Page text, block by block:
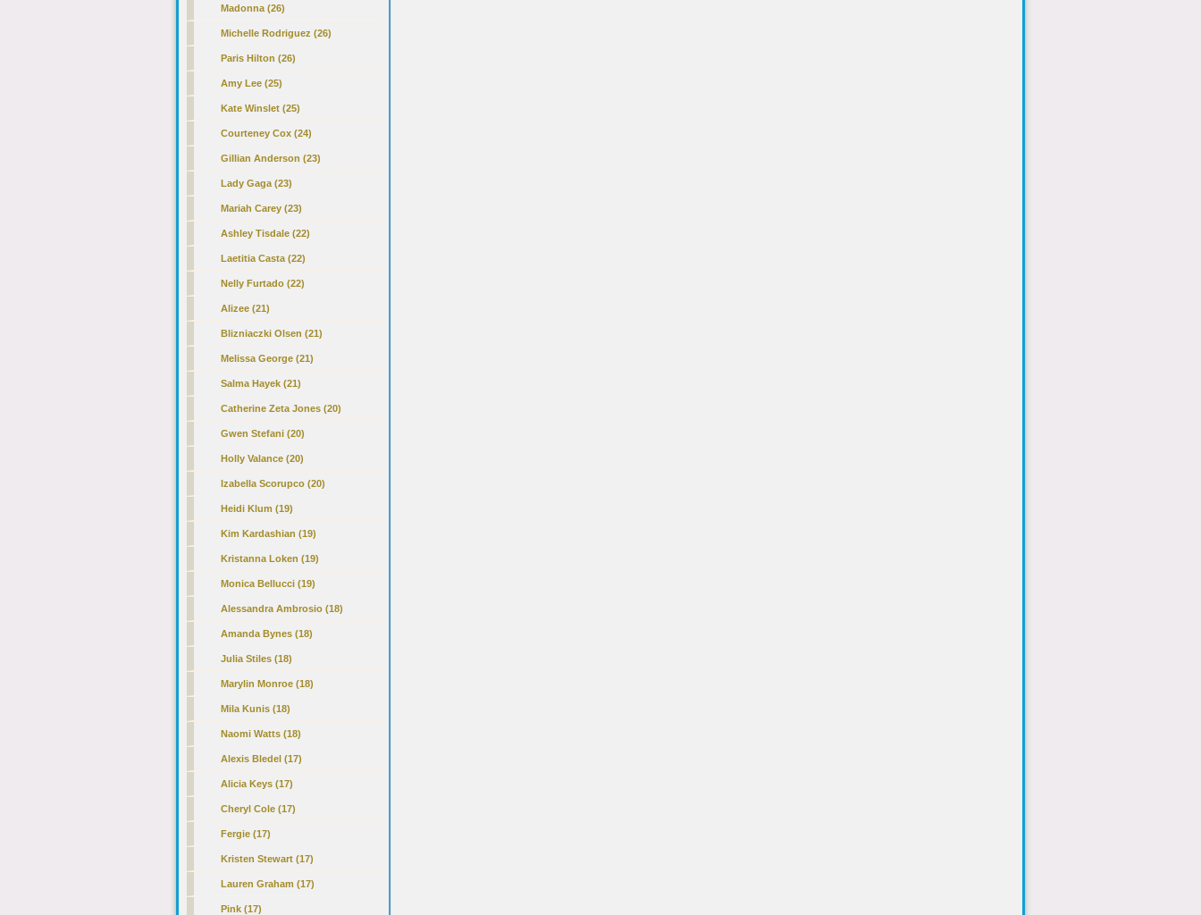
Madonna (26)
Michelle Rodriguez (26)
Paris Hilton (26)
Amy Lee (25)
Kate Winslet (25)
Courteney Cox (24)
Gillian Anderson (23)
Lady Gaga (23)
Mariah Carey (23)
Ashley Tisdale (22)
Laetitia Casta (22)
Nelly Furtado (22)
Alizee (21)
Blizniaczki Olsen (21)
Melissa George (21)
Salma Hayek (21)
Catherine Zeta Jones (20)
Gwen Stefani (20)
Holly Valance (20)
Izabella Scorupco (20)
Heidi Klum (19)
Kim Kardashian (19)
Kristanna Loken (19)
Monica Bellucci (19)
Alessandra Ambrosio (18)
Amanda Bynes (18)
Julia Stiles (18)
Marylin Monroe (18)
Mila Kunis (18)
Naomi Watts (18)
Alexis Bledel (17)
Alicia Keys (17)
Cheryl Cole (17)
Fergie (17)
Kristen Stewart (17)
Lauren Graham (17)
Pink (17)